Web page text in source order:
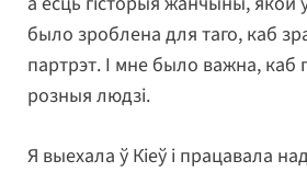
было зроблена для таго, каб
партрэт. І мне было важна, каб
розныя людзі.
Я выехала ў Кіеў і працавала